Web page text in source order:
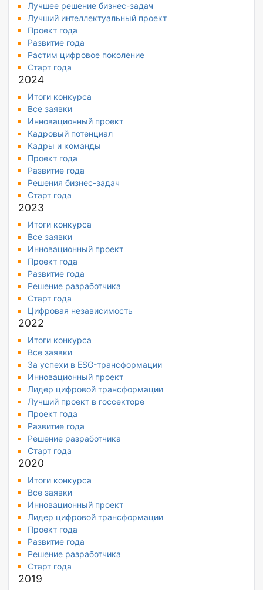
Лучшее решение бизнес-задач
Лучший интеллектуальный проект
Проект года
Развитие года
Растим цифровое поколение
Старт года
2024
Итоги конкурса
Все заявки
Инновационный проект
Кадровый потенциал
Кадры и команды
Проект года
Развитие года
Решения бизнес-задач
Старт года
2023
Итоги конкурса
Все заявки
Инновационный проект
Проект года
Развитие года
Решение разработчика
Старт года
Цифровая независимость
2022
Итоги конкурса
Все заявки
За успехи в ESG-трансформации
Инновационный проект
Лидер цифровой трансформации
Лучший проект в госсекторе
Проект года
Развитие года
Решение разработчика
Старт года
2020
Итоги конкурса
Все заявки
Инновационный проект
Лидер цифровой трансформации
Проект года
Развитие года
Решение разработчика
Старт года
2019